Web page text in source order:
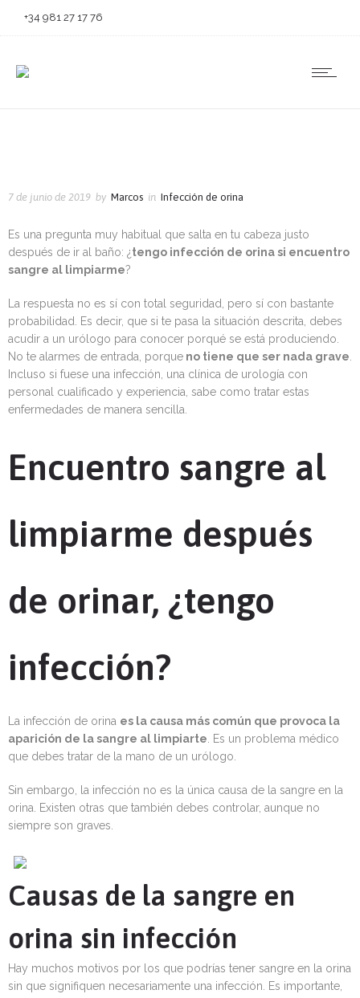
+34 981 27 17 76
7 de junio de 2019 by Marcos in Infección de orina
Es una pregunta muy habitual que salta en tu cabeza justo
después de ir al baño: ¿tengo infección de orina si encuentro
sangre al limpiarme?
La respuesta no es sí con total seguridad, pero sí con bastante
probabilidad. Es decir, que si te pasa la situación descrita, debes
acudir a un urólogo para conocer porqué se está produciendo.
No te alarmes de entrada, porque no tiene que ser nada grave
Incluso si fuese una infección, una clínica de urología con
personal cualificado y experiencia, sabe como tratar estas
enfermedades de manera sencilla.
Encuentro sangre al
limpiarme después
de orinar, ¿tengo
infección?
La infección de orina es la causa más común que provoca la
aparición de la sangre al limpiarte . Es un problema médico
que debes tratar de la mano de un urólogo.
Sin embargo, la infección no es la única causa de la sangre en la
orina. Existen otras que también debes controlar, aunque no
siempre son graves.
Causas de la sangre en
orina sin infección
Hay muchos motivos por los que podrías tener sangre en la orina
sin que signifiquen necesariamente una infección. Es importante,